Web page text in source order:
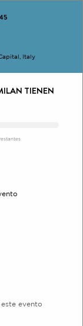
Italy
TIENEN
este evento